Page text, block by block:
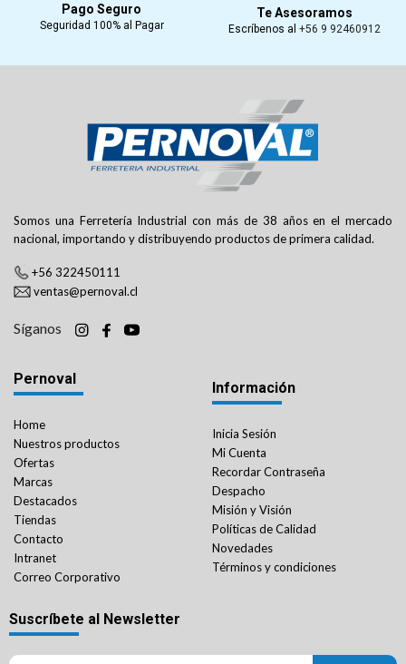
Pago Seguro
Seguridad 100% al Pagar
Te Asesoramos
Escríbenos al +56 9 92460912
Somos una Ferretería Industrial con más de 38 años en el mercado
nacional, importando y distribuyendo productos de primera calidad.
+56 322450111
ventas@pernoval.cl
Síganos
Pernoval
Home
Nuestros productos
Ofertas
Marcas
Destacados
Tiendas
Contacto
Intranet
Correo Corporativo
Información
Inicia Sesión
Mi Cuenta
Recordar Contraseña
Despacho
Misión y Visión
Políticas de Calidad
Novedades
Términos y condiciones
Suscríbete al Newsletter